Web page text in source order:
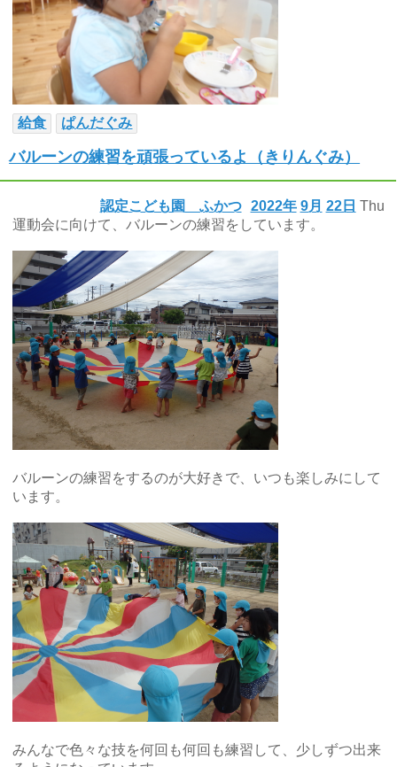
給食 ぱんだぐみ
バルーンの練習を頑張っているよ（きりんぐみ）
2022年 9月 22日 Thu
認定こども園 ふかつ
運動会に向けて、バルーンの練習をしています。
バルーンの練習をするのが大好きで、いつも楽しみにして
います。
みんなで色々な技を何回も何回も練習して、少しずつ出来